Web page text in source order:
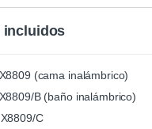
incluidos
(cama inalámbrico)
B (baño inalámbrico)
C